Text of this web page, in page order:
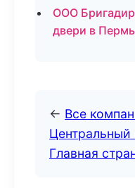
ООО
двери в Пермь
← Все
Центральный
Главная